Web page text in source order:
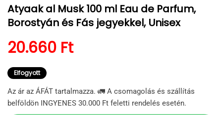
Atyaak al Musk 100 ml Eau de Parfum,
Borostyán és Fás jegyekkel, Unisex
Normál ár
20.660 Ft
Elfogyott
Az ár az ÁFÁT tartalmazza. 🚛 A csomagolás és szállítás
belföldön INGYENES 30.000 Ft feletti rendelés esetén.